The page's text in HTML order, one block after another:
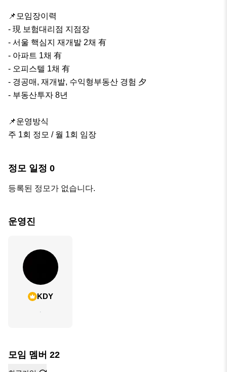
📌모임장이력
- 現 보험대리점 지점장
- 서울 핵심지 재개발 2채 有
- 아파트 1채 有
- 오피스텔 1채 有
- 경공매, 재개발, 수익형부동산 경험 夕
- 부동산투자 8년
📌운영방식
주 1회 정모 / 월 1회 임장
정모 일정 0
등록된 정모가 없습니다.
운영진
KDY
.
모임 멤버 22